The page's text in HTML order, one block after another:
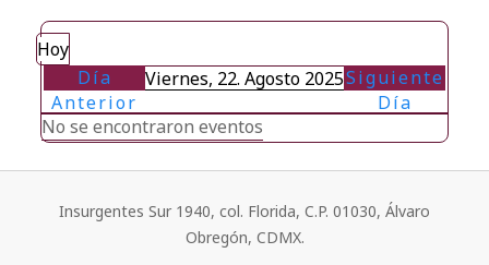
Hoy
Día
Anterior
Viernes, 22. Agosto 2025Siguiente
Día
No se encontraron eventos
Insurgentes Sur 1940, col. Florida, C.P. 01030, Álvaro
Obregón, CDMX.